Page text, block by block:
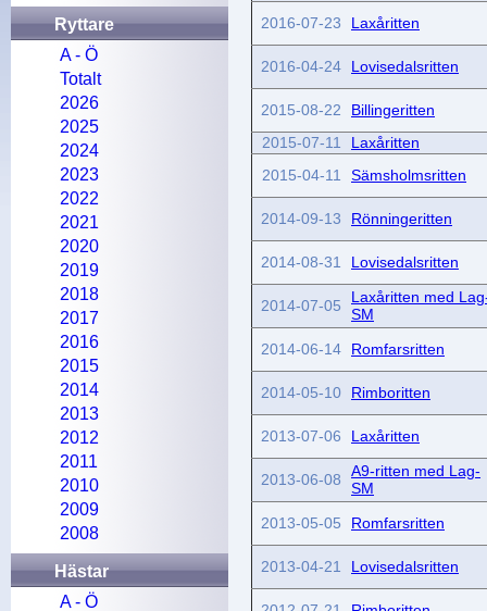
2016-07-23
Laxåritten
2016-04-24 Lovisedalsritten
2015-08-22
Billingeritten
2015-07-11
Laxåritten
2015-04-11
Sämsholmsritten
2014-09-13 Rönningeritten
2014-08-31 Lovisedalsritten
2014-07-05
Laxåritten med
SM
2014-06-14
Romfarsritten
2014-05-10 Rimboritten
2013-07-06 Laxåritten
2013-06-08
A9-ritten med Lag-
SM
2013-05-05
Romfarsritten
2013-04-21 Lovisedalsritten
Ryttare
A - Ö
Totalt
2026
2025
2024
2023
2022
2021
2020
2019
2018
2017
2016
2015
2014
2013
2012
2011
2010
2009
2008
Hästar
A - Ö